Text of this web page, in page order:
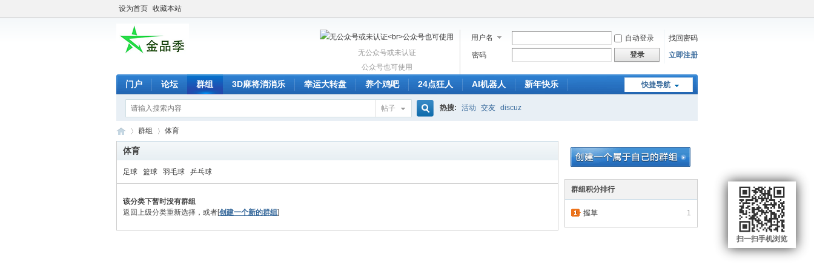
设为首页 收藏本站
用户名 自动登录
找回密码
密码
登录 立即注册
无公众号或未认证
公众号也可使用
快捷导航
门户 论坛 群组 3D麻将消消乐 幸运大转盘 养个鸡吧 24点狂人 AI机器人
新年快乐
帖子 热搜: 活动 交友 discuz
扫一扫手机浏览
金 ›
群组
›
体育
体育
足球 篮球 羽毛球 乒乓球
该分类下暂时没有群组
返回上级分类重新选择，或者[创建一个新的群组]
群组积分排行
1
握草